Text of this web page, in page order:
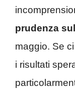
prudenza
maggio. Se
i risultati